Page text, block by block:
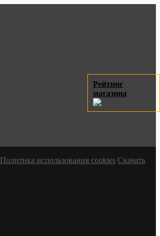
Политика использования cookies Скачать
Рейтинг
магазина